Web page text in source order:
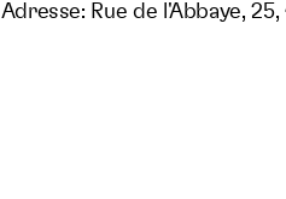
Adresse: Rue de l'Abbaye, 25,